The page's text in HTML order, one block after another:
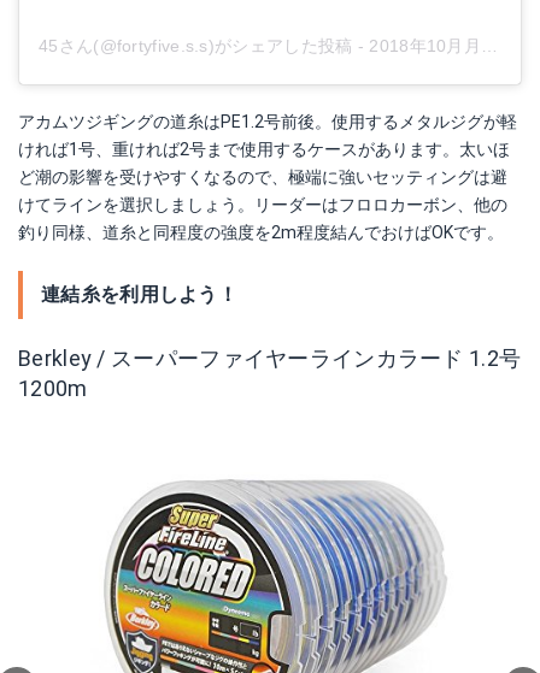
45さん(@fortyfive.s.s)がシェアした投稿 - 2018年10月月8日午後11時19分PDT
アカムツジギングの道糸はPE1.2号前後。使用するメタルジグが軽
ければ1号、重ければ2号まで使用するケースがあります。太いほ
ど潮の影響を受けやすくなるので、極端に強いセッティングは避
けてラインを選択しましょう。リーダーはフロロカーボン、他の
釣り同様、道糸と同程度の強度を2m程度結んでおけばOKです。
連結糸を利用しよう！
Berkley / スーパーファイヤーラインカラード 1.2号
1200m